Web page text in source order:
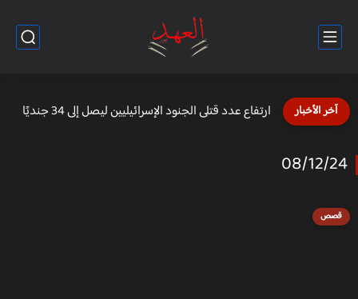
آخر الأخبار
08/12/24
قصص